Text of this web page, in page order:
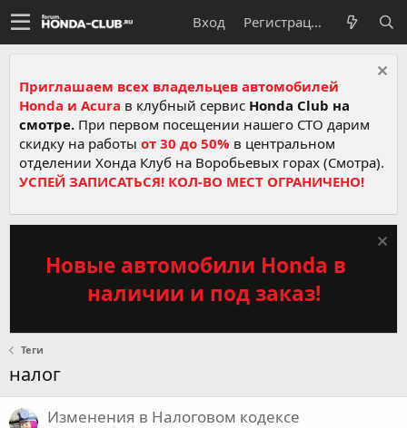
Вход Регистрация
Приглашаем всех владельцев автомобилей
Honda и Acura в клубный сервис Honda Club на
смотре. При первом посещении нашего СТО дарим
скидку на работы от 30 до 50% в центральном
отделении Хонда Клуб на Воробьевых горах (Смотра).
УСПЕЙ ЗАПИСАТЬСЯ! КОЛ-ВО МЕСТ ОГРАНИЧЕНО!
Новые автомобили Honda в
наличии и под заказ!
Теги
налог
Изменения в Налоговом кодексе